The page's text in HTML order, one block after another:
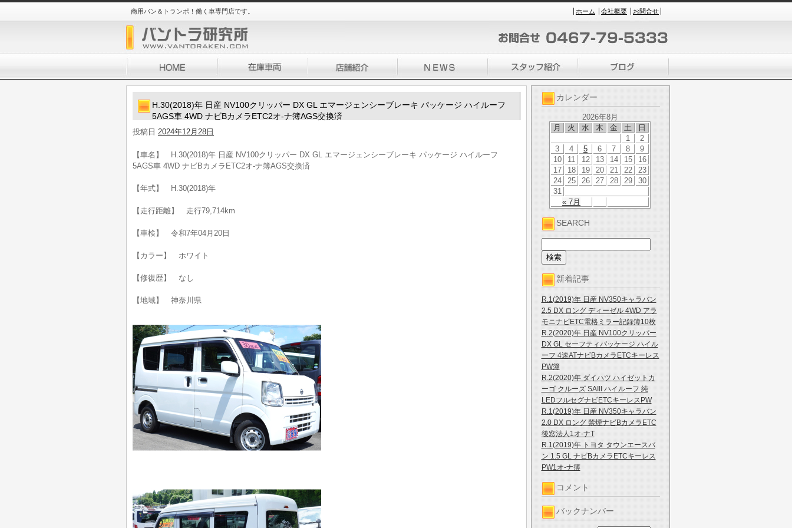
商用バン＆トランポ！働く車専門店です。 ホーム 会社概要 お問合せ
カレンダー
2026年8月
月
火 水 木 金 土 日
« 7月
1
2
3
4 5 6 7 8
9
10
11 12 13 14 15
16
17
18 19 20 21 22
23
24
25 26 27 28 29
30
31
SEARCH
新着記事
R.1(2019)年 日産 NV350キャラバン
2.5 DX ロング ディーゼル 4WD アラ
モニナビETC電格ミラー記録簿10枚
R.2(2020)年 日産 NV100クリッパー
DX GL セーフティパッケージ ハイル
ーフ 4速ATナビBカメラETCキーレス
PW簿
R.2(2020)年 ダイハツ ハイゼットカ
ーゴ クルーズ SAIII ハイルーフ 純
LEDフルセグナビETCキーレスPW
R.1(2019)年 日産 NV350キャラバン
2.0 DX ロング 禁煙ナビBカメラETC
後窓法人1オ-ナT
R.1(2019)年 トヨタ タウンエースバ
ン 1.5 GL ナビBカメラETCキーレス
PW1オ-ナ簿
コメント
バックナンバー
H.30(2018)年 日産 NV100クリッパー DX GL エマージェンシーブレーキ パッケージ ハイルーフ
5AGS車 4WD ナビBカメラETC2オ-ナ簿AGS交換済
投稿日 2024年12月28日
【車名】 H.30(2018)年 日産 NV100クリッパー DX GL エマージェンシーブレーキ パッケージ ハイルーフ
5AGS車 4WD ナビBカメラETC2オ-ナ簿AGS交換済
【年式】 H.30(2018)年
【走行距離】 走行79,714km
【車検】 令和7年04月20日
【カラー】 ホワイト
【修復歴】 なし
【地域】 神奈川県